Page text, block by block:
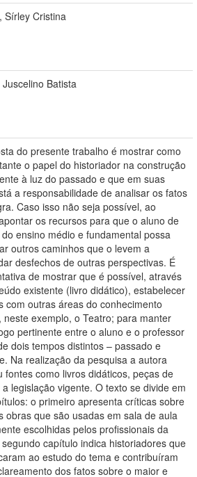
Sírley Cristina
Batista
do presente trabalho é mostrar como
o papel do historiador na construção
à luz do passado e que em suas
a responsabilidade de analisar os fatos
Caso isso não seja possível, ao
os recursos para que o aluno de
ensino médio e fundamental possa
outros caminhos que o levem a
desfechos de outras perspectivas. É
de mostrar que é possível, através
existente (livro didático), estabelecer
com outras áreas do conhecimento
neste exemplo, o Teatro; para manter
pertinente entre o aluno e o professor
dois tempos distintos – passado e
Na realização da pesquisa a autora
fontes como livros didáticos, peças de
legislação vigente. O texto se divide em
o primeiro apresenta críticas sobre
obras que são usadas em sala de aula
escolhidas pelos profissionais da
capítulo indica historiadores que
ao estudo do tema e contribuíram
dos fatos sobre o maior e